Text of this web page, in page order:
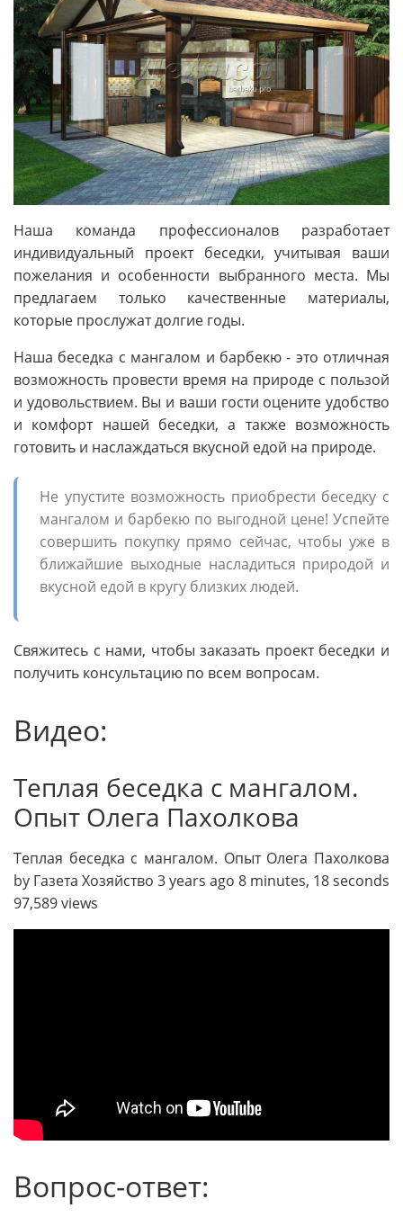
Наша команда профессионалов разработает
индивидуальный проект беседки, учитывая ваши
пожелания и особенности выбранного места. Мы
предлагаем только качественные материалы,
которые прослужат долгие годы.
Наша беседка с мангалом и барбекю - это отличная
возможность провести время на природе с пользой
и удовольствием. Вы и ваши гости оцените удобство
и комфорт нашей беседки, а также возможность
готовить и наслаждаться вкусной едой на природе.
Не упустите возможность приобрести беседку с
мангалом и барбекю по выгодной цене! Успейте
совершить покупку прямо сейчас, чтобы уже в
ближайшие выходные насладиться природой и
вкусной едой в кругу близких людей.
Свяжитесь с нами, чтобы заказать проект беседки и
получить консультацию по всем вопросам.
Видео:
Теплая беседка с мангалом.
Опыт Олега Пахолкова
Теплая беседка с мангалом. Опыт Олега Пахолкова
by Газета Хозяйство 3 years ago 8 minutes, 18 seconds
97,589 views
Вопрос-ответ: